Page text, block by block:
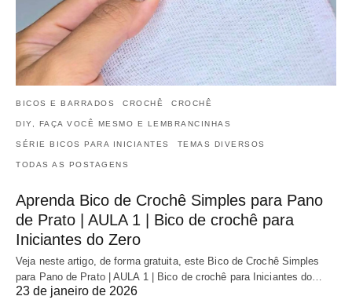
BICOS E BARRADOS CROCHÊ CROCHÊ
DIY, FAÇA VOCÊ MESMO E LEMBRANCINHAS
SÉRIE BICOS PARA INICIANTES TEMAS DIVERSOS
TODAS AS POSTAGENS
Aprenda Bico de Crochê Simples para Pano
de Prato | AULA 1 | Bico de crochê para
Iniciantes do Zero
Veja neste artigo, de forma gratuita, este Bico de Crochê Simples
para Pano de Prato | AULA 1 | Bico de crochê para Iniciantes do…
23 de janeiro de 2026